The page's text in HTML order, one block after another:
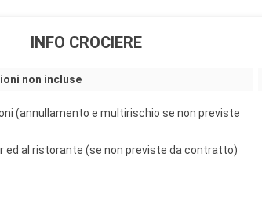
INFO CROCIERE
non incluse
(annullamento e multirischio se non previste
ed al ristorante (se non previste da contratto)